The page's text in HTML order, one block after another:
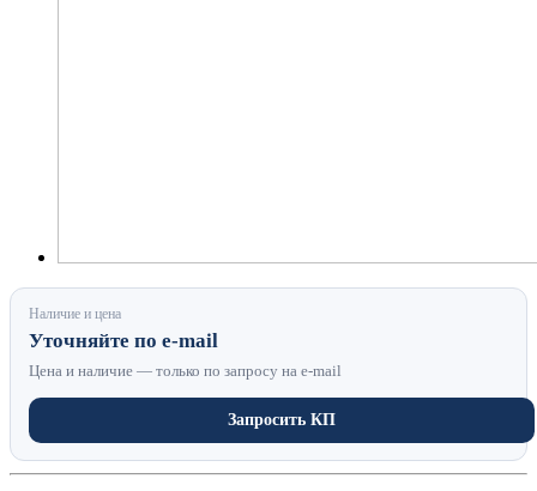
Наличие и цена
Уточняйте по e-mail
Цена и наличие — только по запросу на e-mail
Запросить КП